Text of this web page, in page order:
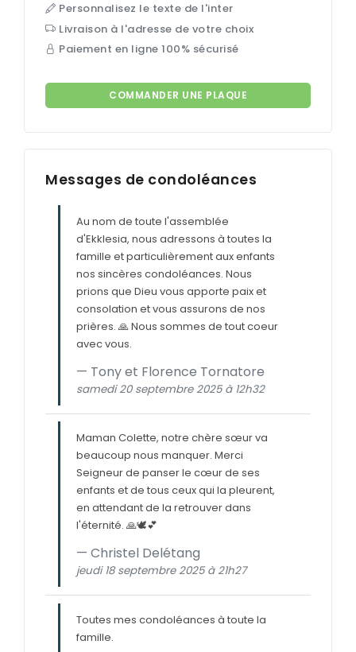
Personnalisez le texte de l'inter
Livraison à l'adresse de votre choix
Paiement en ligne 100% sécurisé
COMMANDER UNE PLAQUE
Messages de condoléances
Au nom de toute l'assemblée
d'Ekklesia, nous adressons à toutes la
famille et particulièrement aux enfants
nos sincères condoléances. Nous
prions que Dieu vous apporte paix et
consolation et vous assurons de nos
prières. 🙏 Nous sommes de tout coeur
avec vous.
Tony et Florence Tornatore
samedi 20 septembre 2025 à 12h32
Maman Colette, notre chère sœur va
beaucoup nous manquer. Merci
Seigneur de panser le cœur de ses
enfants et de tous ceux qui la pleurent,
en attendant de la retrouver dans
l'éternité. 🙏🕊💕
Christel Delétang
jeudi 18 septembre 2025 à 21h27
Toutes mes condoléances à toute la
famille.